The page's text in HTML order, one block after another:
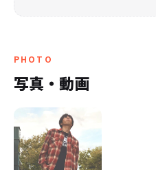
PHOTO
写真・動画